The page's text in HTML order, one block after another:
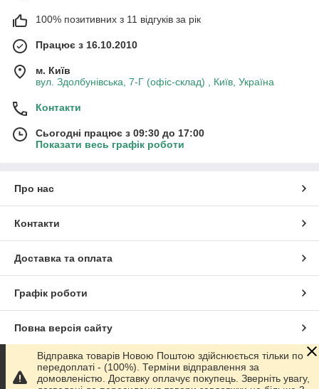
100% позитивних з 11 відгуків за рік
Працює з 16.10.2010
м. Київ
вул. Здолбунівська, 7-Г (офіс-склад) , Київ, Україна
Контакти
Сьогодні працює з 09:30 до 17:00
Показати весь графік роботи
Про нас
Контакти
Доставка та оплата
Графік роботи
Повна версія сайту
Сайт створено на маркетплейсіProm.ua
Відправка товарів Новою Поштою здійснюється тільки по
передоплаті - (100%). Терміни відправлення за
домовленістю. Доставку оплачує покупець. Зверніть увагу,